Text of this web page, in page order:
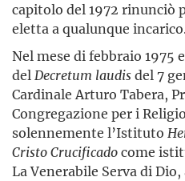
capitolo del 1972 rinunciò
eletta a qualunque
Nel mese di febbraio 1975
delDecretum laudisdel 7
Cardinale Arturo Tabera,
Congregazione per i
solennemente l’Istituto
Cristo Crucificadocome
La Venerabile Serva di